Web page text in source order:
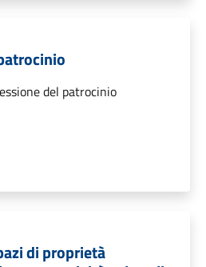
del patrocinio
di proprietà